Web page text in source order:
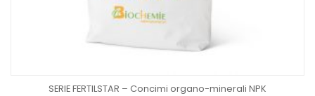
SERIE FERTILSTAR – Concimi organo-minerali NPK